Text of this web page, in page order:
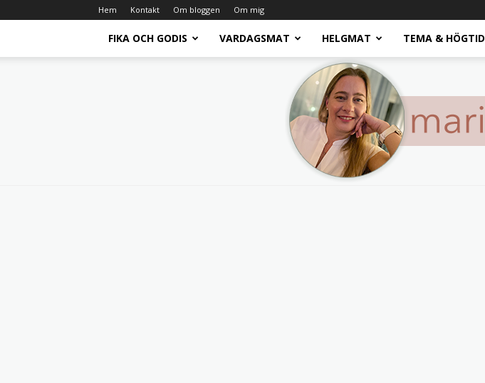
Hem Kontakt Om bloggen Om mig
FIKA OCH GODIS VARDAGSMAT HELGMAT TEMA & HÖGTID